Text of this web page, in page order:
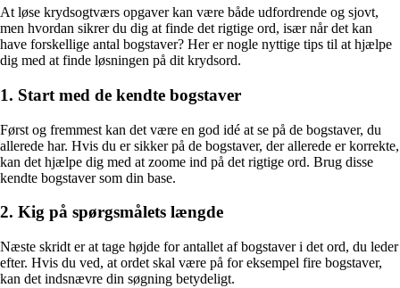
At løse krydsogtværs opgaver kan være både udfordrende og sjovt,
men hvordan sikrer du dig at finde det rigtige ord, især når det kan
have forskellige antal bogstaver? Her er nogle nyttige tips til at hjælpe
dig med at finde løsningen på dit krydsord.
1. Start med de kendte bogstaver
Først og fremmest kan det være en god idé at se på de bogstaver, du
allerede har. Hvis du er sikker på de bogstaver, der allerede er korrekte,
kan det hjælpe dig med at zoome ind på det rigtige ord. Brug disse
kendte bogstaver som din base.
2. Kig på spørgsmålets længde
Næste skridt er at tage højde for antallet af bogstaver i det ord, du leder
efter. Hvis du ved, at ordet skal være på for eksempel fire bogstaver,
kan det indsnævre din søgning betydeligt.